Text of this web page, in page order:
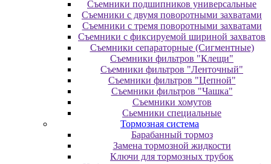
Съемники подшипников универсальные
Съемники с двумя поворотными захватами
Съемники с тремя поворотными захватами
Съемники с фиксируемой шириной захватов
Съемники сепараторные (Сигментные)
Съемники фильтров "Клещи"
Съемники фильтров "Ленточный"
Съемники фильтров "Цепной"
Съемники фильтров "Чашка"
Съемники хомутов
Сьемники специальные
Тормозная система
Барабанный тормоз
Замена тормозной жидкости
Ключи для тормозных трубок